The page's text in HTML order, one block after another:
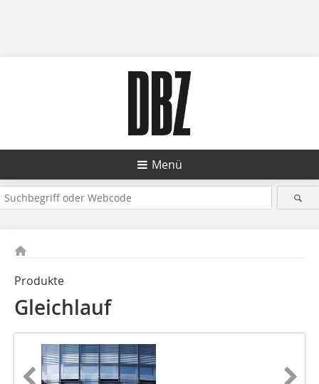
Menü
Produkte
Gleichlauf